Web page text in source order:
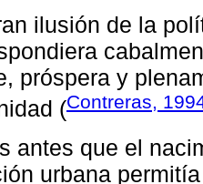
ilusión de la
próspera y
(Contreras,
antes que el
urbana